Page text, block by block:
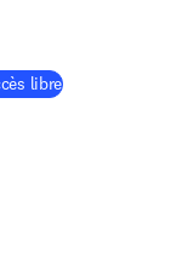
libre(